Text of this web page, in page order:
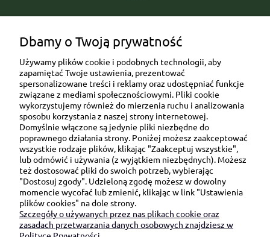
Ul. Brukowa 6/8 lok. 57/58
91-341 Łódź
NIP: 6751510615
SKONTAKTUJ SIĘ Z NAMI:
sklep@be-happygifts.com
+48 690 172 872
Dbamy o Twoją prywatność
Używamy plików cookie i podobnych technologii, aby
zapamiętać Twoje ustawienia, prezentować
spersonalizowane treści i reklamy oraz udostępniać funkcje
związane z mediami społecznościowymi. Pliki cookie
wykorzystujemy również do mierzenia ruchu i analizowania
sposobu korzystania z naszej strony internetowej.
Domyślnie włączone są jedynie pliki niezbędne do
poprawnego działania strony. Poniżej możesz zaakceptować
wszystkie rodzaje plików, klikając "Zaakceptuj wszystkie",
lub odmówić i używania (z wyjątkiem niezbędnych). Możesz
też dostosować pliki do swoich potrzeb, wybierając
"Dostosuj zgody". Udzieloną zgodę możesz w dowolny
momencie wycofać lub zmienić, klikając w link "Ustawienia
plików cookies" na dole strony.
Szczegóły o używanych przez nas plikach cookie oraz
zasadach przetwarzania danych osobowych znajdziesz w